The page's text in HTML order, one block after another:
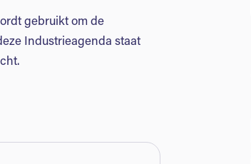
gebruikt om de
Industrieagenda staat